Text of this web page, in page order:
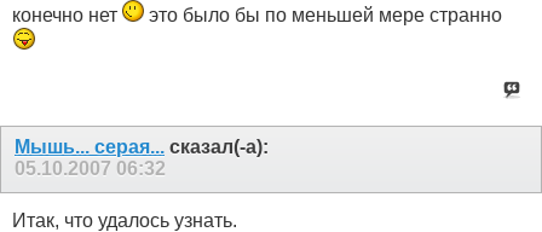
конечно нет это было бы по меньшей мере странно
Мышь... серая... сказал(-а):
05.10.2007 06:32
Итак, что удалось узнать.